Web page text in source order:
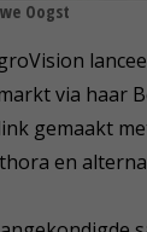
Oogst
groVision
via haar
gemaakt
en